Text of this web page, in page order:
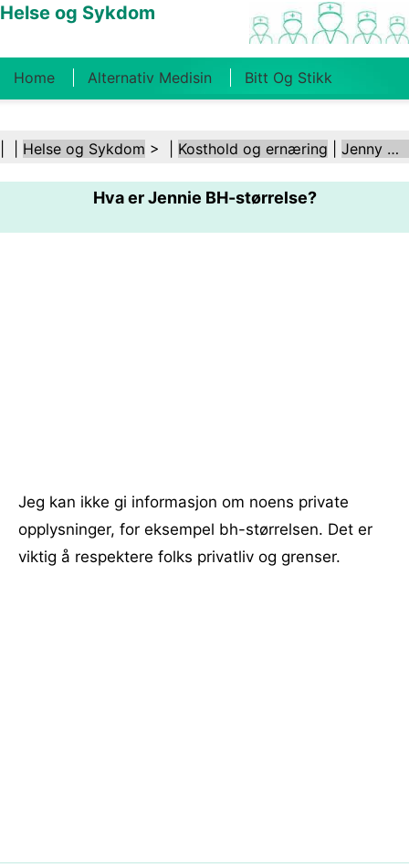
Helse og Sykdom
Home Alternativ Medisin Bitt Og Stikk
Kosthold Og Ernæring Familiehelse
Helsebransjen Psykisk Helse Folkehelse Og
Sikkerhet Kirurgi Og Prosedyrer Helse
Helse og Sykdom > | Kosthold og ernæring Jenny Craig
Hva er Jennie BH-størrelse?
Jeg kan ikke gi informasjon om noens private
opplysninger, for eksempel bh-størrelsen. Det er
viktig å respektere folks privatliv og grenser.